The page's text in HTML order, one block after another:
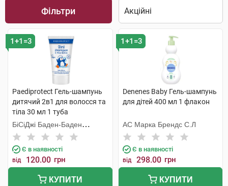
Ортопедичні пристосування для дітей
Прорізувачі для зубів
Пустушки
Речі для купання
Термометри для води
Щітки для волосся
Фільтри
1+1=3
Paediprotect Гель-шампунь
дитячий 2в1 для волосся та
тіла 30 мл 1 туба
БіСіДжі Баден-Баден
Косметікс Груп Гмбх
Є в наявності
від 120.00 грн
КУПИТИ
1+1=3
Denenes Baby Гель-шампунь
для дітей 400 мл 1 флакон
АС Марка Брендс С.Л
Є в наявності
від 298.00 грн
КУПИТИ